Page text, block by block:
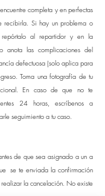
completa y en perfectas
recibirla. Si hay un problema o
al repartidor y en la
anota las complicaciones del
defectuosa (solo aplica para
Toma una fotografía de tu
En caso de que no te
24 horas, escríbenos a
seguimiento a tu caso.
de que sea asignado a un a
se te enviada la confirmación
la cancelación. No existe